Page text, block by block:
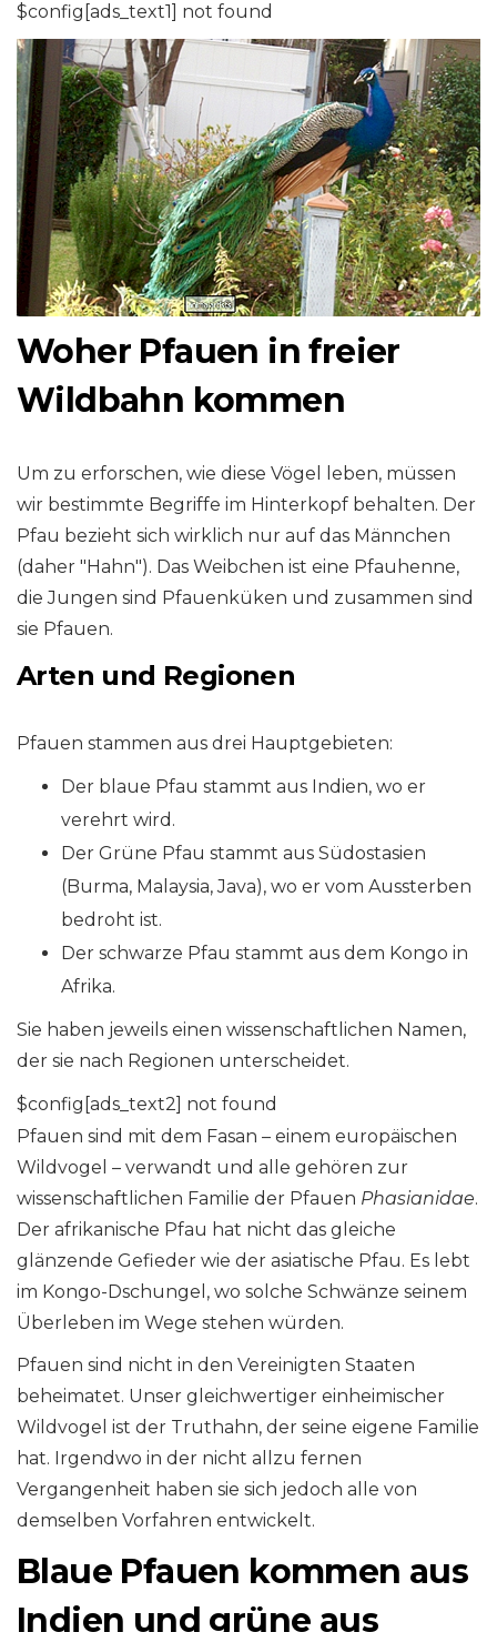
$config[ads_text1] not found
Woher Pfauen in freier
Wildbahn kommen
Um zu erforschen, wie diese Vögel leben, müssen
wir bestimmte Begriffe im Hinterkopf behalten. Der
Pfau bezieht sich wirklich nur auf das Männchen
(daher "Hahn"). Das Weibchen ist eine Pfauhenne,
die Jungen sind Pfauenküken und zusammen sind
sie Pfauen.
Arten und Regionen
Pfauen stammen aus drei Hauptgebieten:
Der blaue Pfau stammt aus Indien, wo er
verehrt wird.
Der Grüne Pfau stammt aus Südostasien
(Burma, Malaysia, Java), wo er vom Aussterben
bedroht ist.
Der schwarze Pfau stammt aus dem Kongo in
Afrika.
Sie haben jeweils einen wissenschaftlichen Namen,
der sie nach Regionen unterscheidet.
$config[ads_text2] not found
Pfauen sind mit dem Fasan – einem europäischen
Wildvogel – verwandt und alle gehören zur
wissenschaftlichen Familie der Pfauen Phasianidae.
Der afrikanische Pfau hat nicht das gleiche
glänzende Gefieder wie der asiatische Pfau. Es lebt
im Kongo-Dschungel, wo solche Schwänze seinem
Überleben im Wege stehen würden.
Pfauen sind nicht in den Vereinigten Staaten
beheimatet. Unser gleichwertiger einheimischer
Wildvogel ist der Truthahn, der seine eigene Familie
hat. Irgendwo in der nicht allzu fernen
Vergangenheit haben sie sich jedoch alle von
demselben Vorfahren entwickelt.
Blaue Pfauen kommen aus
Indien und grüne aus